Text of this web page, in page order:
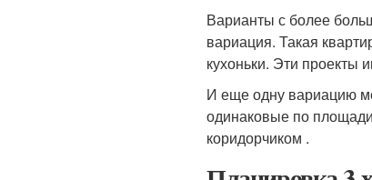
Варианты с более
вариация. Такая
кухоньки. Эти проекты
И еще одну вариацию
одинаковые по
коридорчиком .